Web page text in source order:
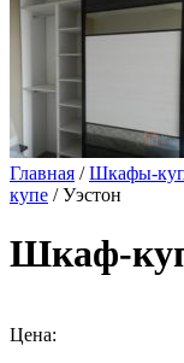
Главная /Шкафы-
купе / Уэстон
Шкаф-
Цена: